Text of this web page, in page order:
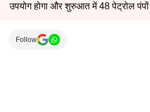
उपयोग होगा और शुरुआत में 48 पेट्रोल
Follow